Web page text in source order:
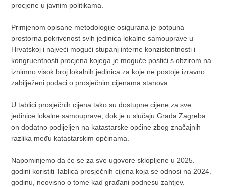
procjene u javnim politikama.
Primjenom opisane metodologije osigurana je potpuna
prostorna pokrivenost svih jedinica lokalne samouprave u
Hrvatskoj i najveći mogući stupanj interne konzistentnosti i
kongruentnosti procjena kojega je moguće postići s obzirom na
iznimno visok broj lokalnih jedinica za koje ne postoje izravno
zabilježeni podaci o prosječnim cijenama stanova.
U tablici prosječnih cijena tako su dostupne cijene za sve
jedinice lokalne samouprave, dok je u slučaju Grada Zagreba
on dodatno podijeljen na katastarske općine zbog značajnih
razlika među katastarskim općinama.
Napominjemo da će se za sve ugovore sklopljene u 2025.
godini koristiti Tablica prosječnih cijena koja se odnosi na 2024.
godinu, neovisno o tome kad građani podnesu zahtjev.